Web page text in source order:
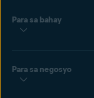
Para sa bahay
Para sa negosyo